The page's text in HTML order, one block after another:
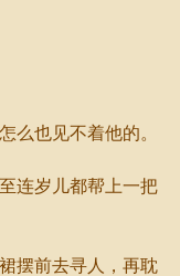
也见不着他的。
连岁儿都帮上一把
摆前去寻人，再耽